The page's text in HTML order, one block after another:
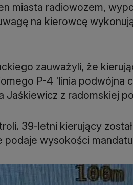
miasta radiowozem,
na kierowcę
zauważyli, że
P-4 'linia podwójna
Jaśkiewicz z radomskiej
39-letni kierujący
podaje wysokości